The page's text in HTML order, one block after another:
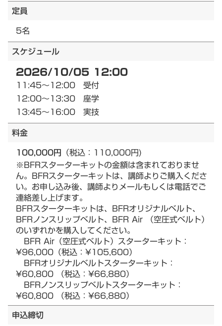
定員
5名
スケジュール
2026/10/05 12:00
11:45～12:00 受付
12:00～13:30 座学
13:45～16:00 実技
料金
100,000円 （税込：110,000円)
※BFRスターターキットの金額は含まれておりませ
ん。BFRスターターキットは、講師よりご購入くださ
い。お申し込み後、講師よりメールもしくは電話でご
連絡差し上げます。
BFRスターターキットは、BFRオリジナルベルト、
BFRノンスリップベルト、BFR Air （空圧式ベルト）
のいずれかを購入してください。
BFR Air（空圧式ベルト）スターターキット：
¥96,000（税込：¥105,600）
BFRオリジナルベルトスターターキット：
¥60,800 （税込：¥66,880）
BFRノンスリップベルトスターターキット：
¥60,800 （税込：¥66,880）
申込締切